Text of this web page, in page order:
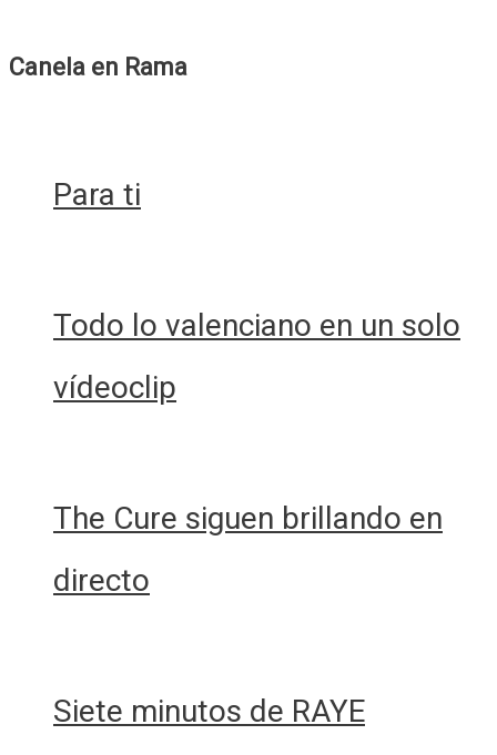
Canela en Rama
Para ti
Todo lo valenciano en un solo
vídeoclip
The Cure siguen brillando en
directo
Siete minutos de RAYE